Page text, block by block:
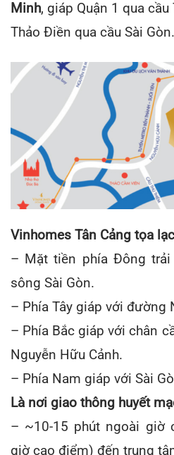
Minh, giáp Quận 1 qua
Thảo Điền qua cầu Sài Gòn.
Vinhomes Tân Cảng tọa
– Mặt tiền phía Đông
sông Sài Gòn.
– Phía Tây giáp với đường
– Phía Bắc giáp với chân
Nguyễn Hữu Cảnh.
– Phía Nam giáp với Sài
Là nơi giao thông huyết
– ~10-15 phút ngoài giờ
giờ cao điểm) đến trung